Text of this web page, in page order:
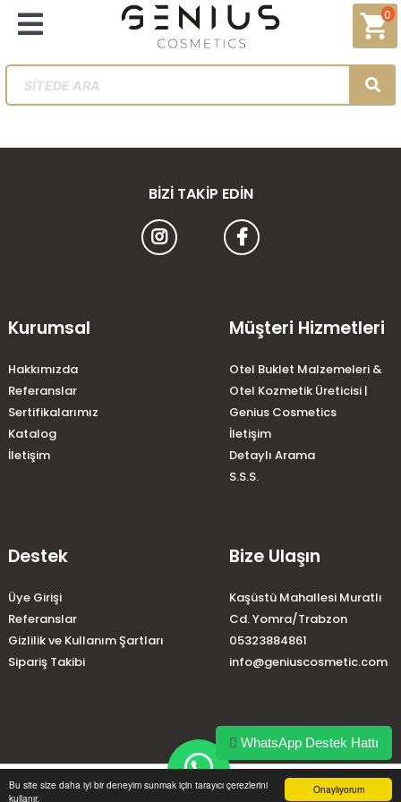
Onaylıyorum
Bu site size daha iyi bir deneyim sunmak için tarayıcı çerezlerini
kullanır.
shopping_cart
0
home account_circle local_shipping phone
WhatsApp Destek Hattı
BIZI TAKIP EDIN
Kurumsal
Hakkımızda
Referanslar
Sertifikalarımız
Katalog
İletişim
Müşteri Hizmetleri
Otel Buklet Malzemeleri &
Otel Kozmetik Üreticisi |
Genius Cosmetics
İletişim
Detaylı Arama
S.S.S.
Destek
Üye Girişi
Referanslar
Gizlilik ve Kullanım Şartları
Sipariş Takibi
Bize Ulaşın
Kaşüstü Mahallesi Muratlı
Cd. Yomra/Trabzon
05323884861
info@geniuscosmetic.com